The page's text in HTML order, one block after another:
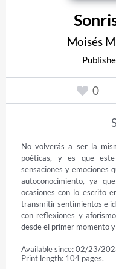
Moisés
0
No volverás a ser la
poéticas, y es que
sensaciones y emociones
autoconocimiento, ya
ocasiones con lo escrito
transmitir sentimientos e
con reflexiones y
desde el primer momento
Available since: 02/23/
Print length: 104 pages.